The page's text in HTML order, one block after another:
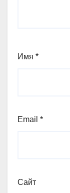
Имя *
Email *
Сайт